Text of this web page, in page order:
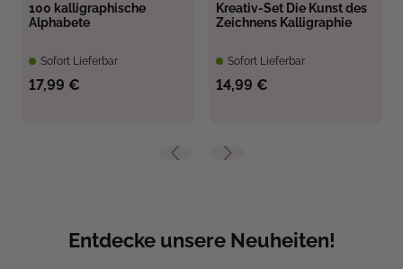
100 kalligraphische
Alphabete
Sofort Lieferbar
17,99 €
Kreativ-Set Die Kunst des
Zeichnens Kalligraphie
Sofort Lieferbar
14,99 €
Entdecke unsere Neuheiten!